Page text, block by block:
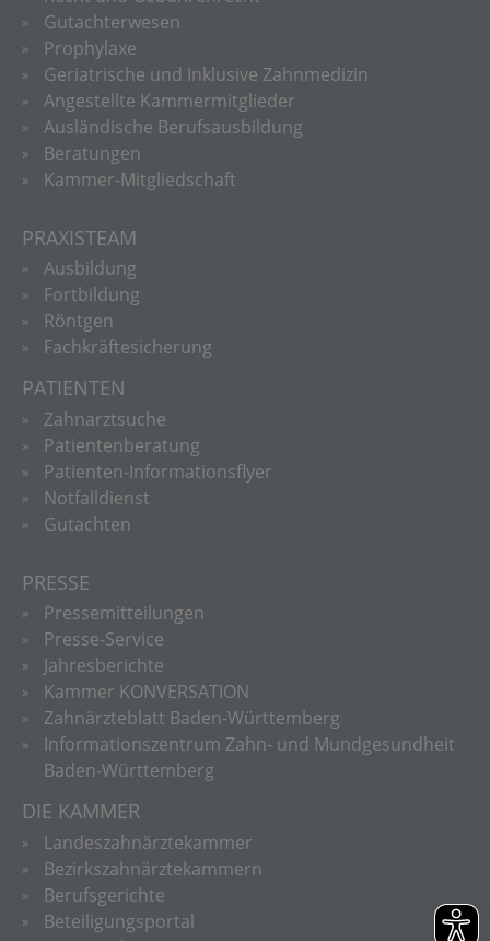
Gutachterwesen
Prophylaxe
Geriatrische und Inklusive Zahnmedizin
Angestellte Kammermitglieder
Ausländische Berufsausbildung
Beratungen
Kammer-Mitgliedschaft
PRAXISTEAM
Ausbildung
Fortbildung
Röntgen
Fachkräftesicherung
PATIENTEN
Zahnarztsuche
Patientenberatung
Patienten-Informationsflyer
Notfalldienst
Gutachten
PRESSE
Pressemitteilungen
Presse-Service
Jahresberichte
Kammer KONVERSATION
Zahnärzteblatt Baden-Württemberg
Informationszentrum Zahn- und Mundgesundheit
Baden-Württemberg
DIE KAMMER
Landeszahnärztekammer
Bezirkszahnärztekammern
Berufsgerichte
Beteiligungsportal